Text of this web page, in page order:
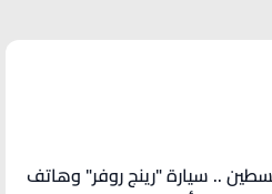
"أغنى متسول" في فلسطين .. سيارة "رينج روفر" وهاتف